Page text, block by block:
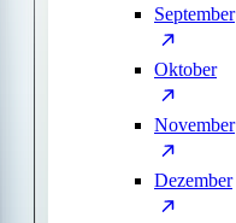
September
Oktober
November
Dezember